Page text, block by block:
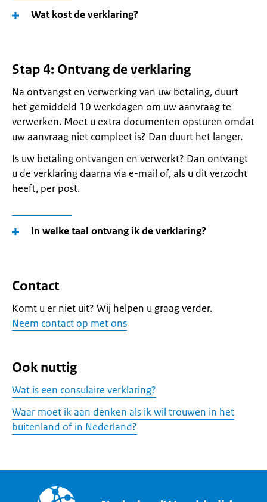
Wat kost de verklaring?
Stap 4: Ontvang de verklaring
Na ontvangst en verwerking van uw betaling, duurt
het gemiddeld 10 werkdagen om uw aanvraag te
verwerken. Moet u extra documenten opsturen omdat
uw aanvraag niet compleet is? Dan duurt het langer.
Is uw betaling ontvangen en verwerkt? Dan ontvangt
u de verklaring daarna via e-mail of, als u dit verzocht
heeft, per post.
In welke taal ontvang ik de verklaring?
Contact
Komt u er niet uit? Wij helpen u graag verder.
Neem contact op met ons
Ook nuttig
Wat is een consulaire verklaring?
Waar moet ik aan denken als ik wil trouwen in het
buitenland of in Nederland?